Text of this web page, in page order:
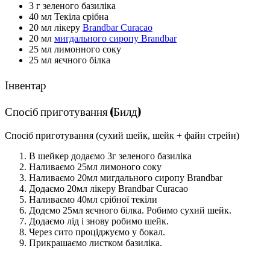
3 г зеленого базиліка
40 мл Текіла срібна
20 мл лікеру Brandbar Curacao
20 мл мигдального сиропу Brandbar
25 мл лимонного соку
25 мл яєчного білка
Інвентар
Спосіб приготування (Билд)
Спосіб приготування (сухий шейк, шейк + файн стрейн)
В шейкер додаємо 3г зеленого базиліка
Наливаємо 25мл лимоного соку
Наливаємо 20мл мигдального сиропу Brandbar
Додаємо 20мл лікеру Brandbar Curacao
Наливаємо 40мл срібної текіли
Додємо 25мл яєчного білка. Робимо сухий шейк.
Додаємо лід і знову робимо шейк.
Через сито проціджуємо у бокал.
Прикрашаємо листком базиліка.